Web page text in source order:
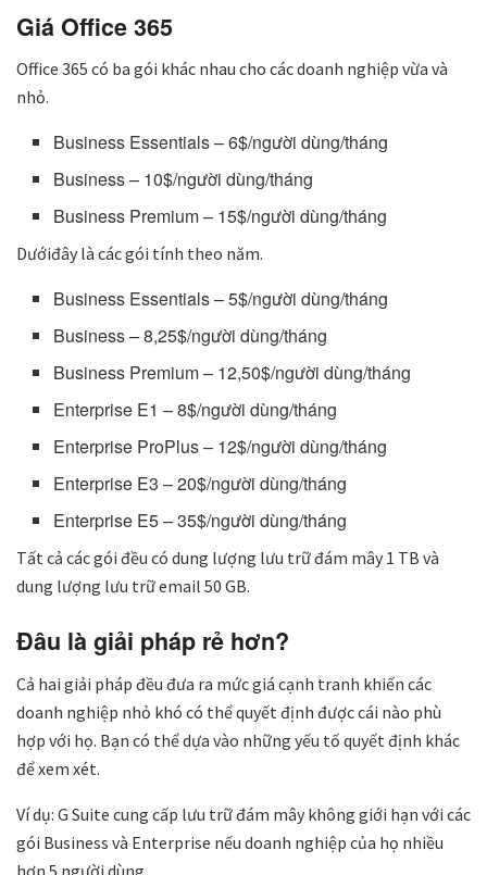
Giá Office 365
Office 365 có ba gói khác nhau cho các doanh nghiệp vừa và
nhỏ.
Business Essentials – 6$/người dùng/tháng
Business – 10$/người dùng/tháng
Business Premium – 15$/người dùng/tháng
Dướiđây là các gói tính theo năm.
Business Essentials – 5$/người dùng/tháng
Business – 8,25$/người dùng/tháng
Business Premium – 12,50$/người dùng/tháng
Enterprise E1 – 8$/người dùng/tháng
Enterprise ProPlus – 12$/người dùng/tháng
Enterprise E3 – 20$/người dùng/tháng
Enterprise E5 – 35$/người dùng/tháng
Tất cả các gói đều có dung lượng lưu trữ đám mây 1 TB và
dung lượng lưu trữ email 50 GB.
Đâu là giải pháp rẻ hơn?
Cả hai giải pháp đều đưa ra mức giá cạnh tranh khiến các
doanh nghiệp nhỏ khó có thể quyết định được cái nào phù
hợp với họ. Bạn có thể dựa vào những yếu tố quyết định khác
để xem xét.
Ví dụ: G Suite cung cấp lưu trữ đám mây không giới hạn với các
gói Business và Enterprise nếu doanh nghiệp của họ nhiều
hơn 5 người dùng.